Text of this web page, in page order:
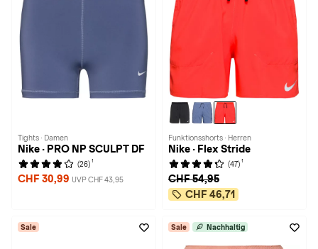
Tights · Damen
Nike · PRO NP SCULPT DF
(26) 1
CHF 30,99 UVP CHF 43,95
Funktionsshorts · Herren
Nike · Flex Stride
(47) 1
CHF 54,95
CHF 46,71
Sale Sale Nachhaltig